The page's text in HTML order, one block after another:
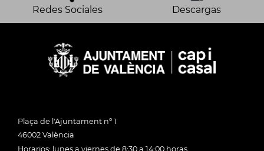
Redes Sociales Descargas
Plaça de l'Ajuntament nº 1
46002 València
Horarios: lunes a viernes de 8:30 a 14:00 horas